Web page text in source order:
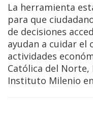
La herramienta
para que
de decisiones
ayudan a cuidar el
actividades
Católica del
Instituto Milenio